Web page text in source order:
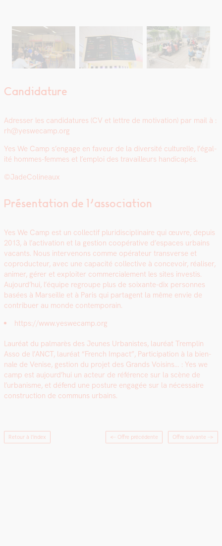
Candidature
Adress­er les can­di­da­tures (CV et let­tre de moti­va­tion) par mail à :
rh@yeswecamp.org
Yes We Camp s’en­gage en faveur de la diver­sité cul­turelle, l’é­gal­
ité hommes-femmes et l’emploi des tra­vailleurs hand­i­capés.
©JadeCo­l­in­eaux
Présentation de l’association
Yes We Camp est un col­lec­tif pluridis­ci­plinaire qui œuvre, depuis
2013, à l’activation et la ges­tion coopéra­tive d’espaces urbains
vacants. Nous inter­venons comme opéra­teur trans­verse et
copro­duc­teur, avec une capac­ité col­lec­tive à con­cevoir, réalis­er,
ani­mer, gér­er et exploiter com­mer­ciale­ment les sites investis.
Aujourd’hui, l’équipe regroupe plus de soix­ante-dix per­son­nes
basées à Mar­seille et à Paris qui parta­gent la même envie de
con­tribuer au monde con­tem­po­rain.
https://www.yeswecamp.org
Lau­réat du pal­marès des Jeunes Urban­istes, lau­réat Trem­plin
Asso de l’ANCT, lau­réat “French Impact”, Par­tic­i­pa­tion à la bien­
nale de Venise, ges­tion du pro­jet des Grands Voisins… : Yes we
camp est aujourd’hui un acteur de référence sur la scène de
l’urbanisme, et défend une pos­ture engagée sur la néces­saire
con­struc­tion de com­muns urbains.
Retour à l'index ← Offre précédente Offre suivante →